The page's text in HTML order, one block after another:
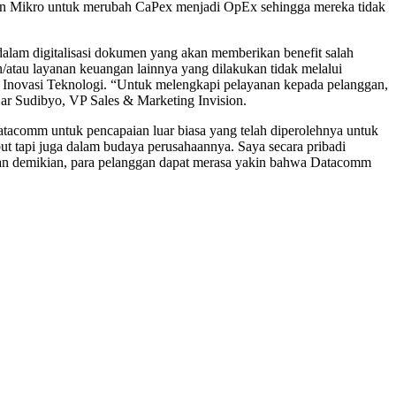
untuk merubah CaPex menjadi OpEx sehingga mereka tidak
digitalisasi dokumen yang akan memberikan benefit salah
layanan keuangan lainnya yang dilakukan tidak melalui
Teknologi. “Untuk melengkapi pelayanan kepada pelanggan,
Sudibyo, VP Sales & Marketing Invision.
untuk pencapaian luar biasa yang telah diperolehnya untuk
juga dalam budaya perusahaannya. Saya secara pribadi
demikian, para pelanggan dapat merasa yakin bahwa Datacomm